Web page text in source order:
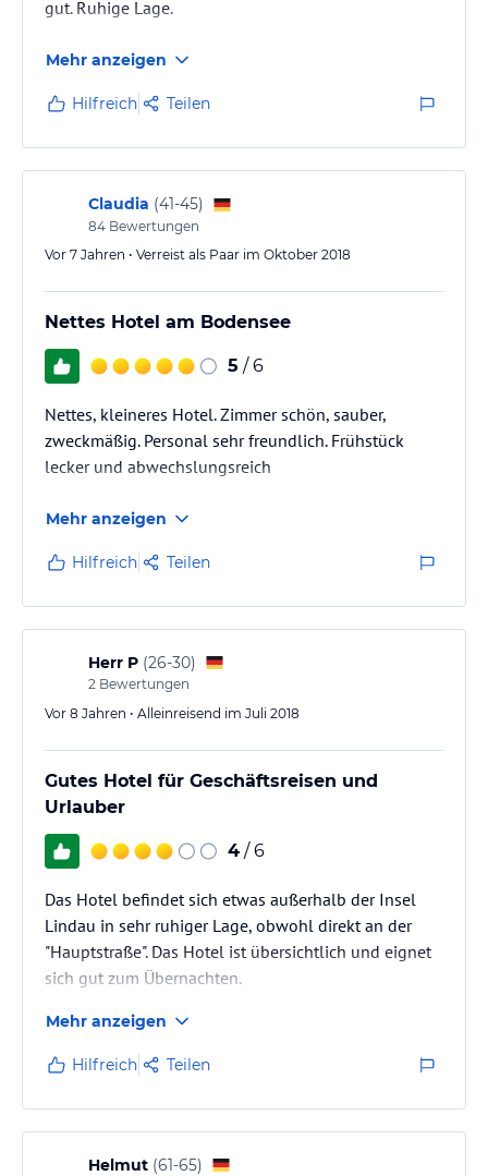
gut. Ruhige Lage.
Mehr anzeigen
Hilfreich Teilen
Claudia (41-45)
84 Bewertungen
Vor 7 Jahren • Verreist als Paar im Oktober 2018
Nettes Hotel am Bodensee
5 / 6
Nettes, kleineres Hotel. Zimmer schön, sauber,
zweckmäßig. Personal sehr freundlich. Frühstück
lecker und abwechslungsreich
Mehr anzeigen
Hilfreich Teilen
Herr P (26-30)
2 Bewertungen
Vor 8 Jahren • Alleinreisend im Juli 2018
Gutes Hotel für Geschäftsreisen und
Urlauber
4 / 6
Das Hotel befindet sich etwas außerhalb der Insel
Lindau in sehr ruhiger Lage, obwohl direkt an der
"Hauptstraße". Das Hotel ist übersichtlich und eignet
sich gut zum Übernachten.
Mehr anzeigen
Hilfreich Teilen
Helmut (61-65)